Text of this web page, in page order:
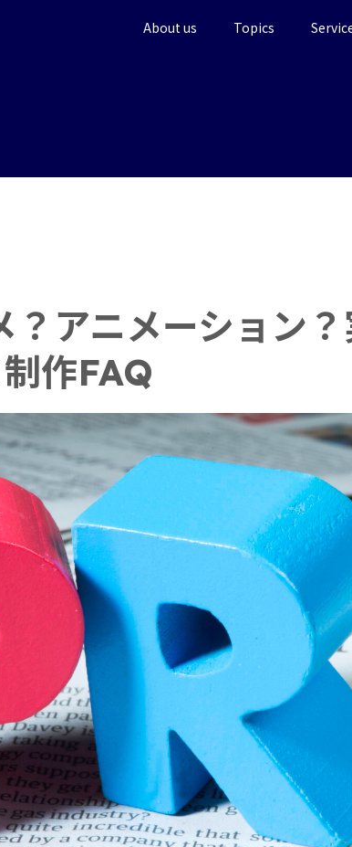
About us Topics
？アニメーション
作FAQ